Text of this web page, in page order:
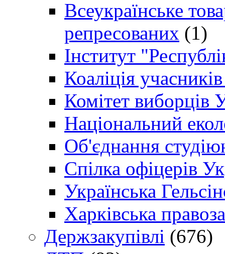
Всеукраїнське
репресованих (1)
Інститут
Коаліція
Комітет виборців
Національний
Об'єднання
Спілка офіцерів
Українська
Харківська
Держзакупівлі (676)